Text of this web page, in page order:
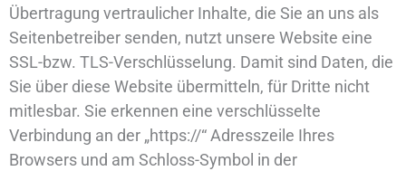
Übertragung vertraulicher Inhalte, die Sie an uns als
Seitenbetreiber senden, nutzt unsere Website eine
SSL-bzw. TLS-Verschlüsselung. Damit sind Daten, die
Sie über diese Website übermitteln, für Dritte nicht
mitlesbar. Sie erkennen eine verschlüsselte
Verbindung an der „https://“ Adresszeile Ihres
Browsers und am Schloss-Symbol in der